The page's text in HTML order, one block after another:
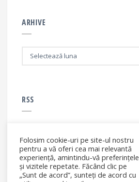
ARHIVE
RSS
RSS - articole
Folosim cookie-uri pe site-ul nostru
pentru a vă oferi cea mai relevantă
experiență, amintindu-vă preferințele
și vizitele repetate. Făcând clic pe
„Sunt de acord”, sunteți de acord cu